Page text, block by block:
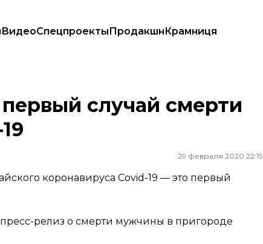
ВидеоСпецпроектыПродакшнКрамниця
19
случай смерти
29 февраля 2020 22:15
коронавируса Covid-19 — это первый
релиз о смерти мужчины в пригороде